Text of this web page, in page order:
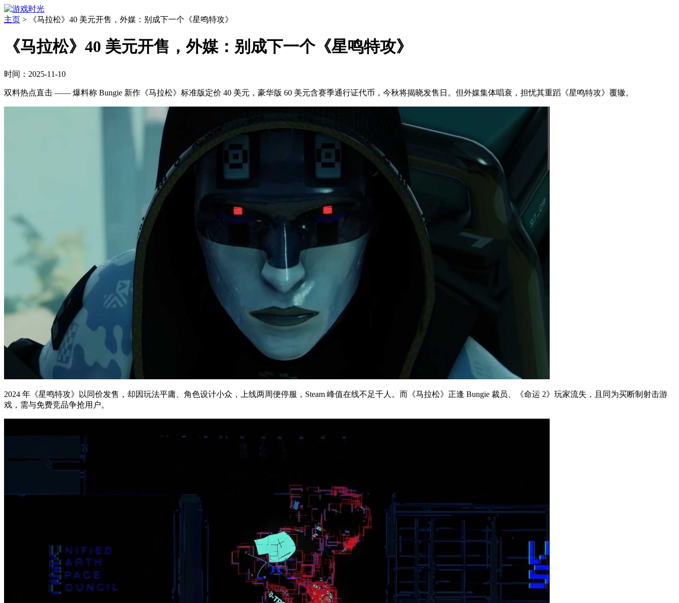
主页 > 《马拉松》40 美元开售，外媒：别成下一个《星鸣特攻》
《马拉松》40 美元开售，外媒：别成下一个《星鸣特攻》
时间：2025-11-10
双料热点直击 —— 爆料称 Bungie 新作《马拉松》标准版定价 40 美元，豪华版 60 美元含赛季通行证代币，今秋将揭晓发售日。但外媒集体唱衰，担忧其重蹈《星鸣特攻》覆辙。
2024 年《星鸣特攻》以同价发售，却因玩法平庸、角色设计小众，上线两周便停服，Steam 峰值在线不足千人。而《马拉松》正逢 Bungie 裁员、《命运 2》玩家流失，且同为买断制射击游
戏，需与免费竞品争抢用户。